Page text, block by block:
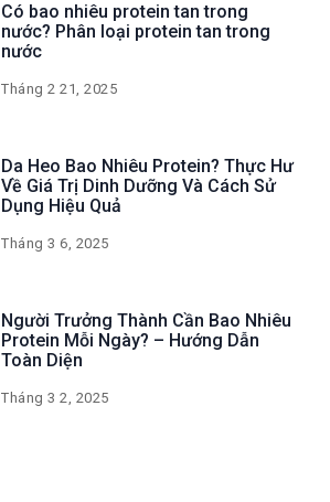
Có bao nhiêu protein tan trong
nước? Phân loại protein tan trong
nước
Tháng 2 21, 2025
Da Heo Bao Nhiêu Protein? Thực Hư
Về Giá Trị Dinh Dưỡng Và Cách Sử
Dụng Hiệu Quả
Tháng 3 6, 2025
Người Trưởng Thành Cần Bao Nhiêu
Protein Mỗi Ngày? – Hướng Dẫn
Toàn Diện
Tháng 3 2, 2025